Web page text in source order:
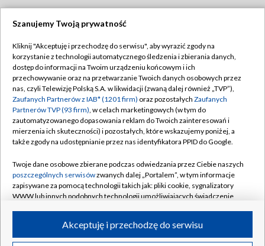
TVP
Abonament TVP
Emisja w TVP
Centrum informacji TVP
Naziemna Telewizja Cyfrowa
Rada Programowa
System NOS
Informacje o nadawcy
Program dla prasy
Regulamin TVP
Polityka prywatności
Moje zgody
Pomoc
Kontakt
Kanały
©2026 Telewizja Polska S.A. w likwidacji
Szanujemy Twoją prywatność
Kliknij "Akceptuję i przechodzę do serwisu", aby wyrazić zgody na
korzystanie z technologii automatycznego śledzenia i zbierania danych,
dostęp do informacji na Twoim urządzeniu końcowym i ich
przechowywanie oraz na przetwarzanie Twoich danych osobowych przez
nas, czyli Telewizję Polską S.A. w likwidacji (zwaną dalej również „TVP”),
Zaufanych Partnerów z IAB* (1201 firm) oraz pozostałych Zaufanych
Partnerów TVP (93 firm), w celach marketingowych (w tym do
zautomatyzowanego dopasowania reklam do Twoich zainteresowań i
mierzenia ich skuteczności) i pozostałych, które wskazujemy poniżej, a
także zgody na udostępnianie przez nas identyfikatora PPID do Google.
Twoje dane osobowe zbierane podczas odwiedzania przez Ciebie naszych
poszczególnych serwisówzwanych dalej „Portalem”, w tym informacje
zapisywane za pomocą technologii takich jak: pliki cookie, sygnalizatory
WWW lub innych podobnych technologii umożliwiających świadczenie
ruchu w Internecie.Akceptuję i przechodzę do serwisu